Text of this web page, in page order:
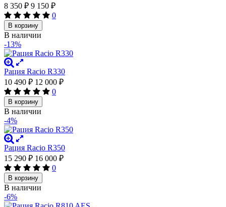
8 350 ₽ 9 150 ₽
0
В корзину
В наличии
-13%
Рация Racio R330
10 490 ₽ 12 000 ₽
0
В корзину
В наличии
-4%
Рация Racio R350
15 290 ₽ 16 000 ₽
0
В корзину
В наличии
-6%